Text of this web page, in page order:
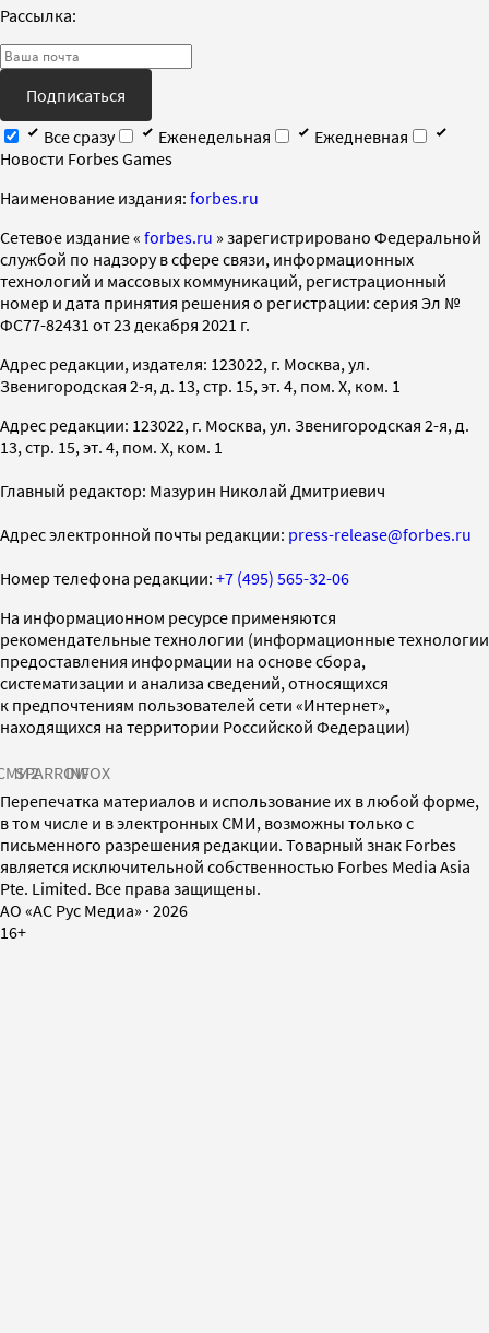
Рассылка:
Подписаться
Все сразу
Еженедельная
Ежедневная
Новости Forbes Games
Наименование издания: forbes.ru
Cетевое издание « forbes.ru » зарегистрировано Федеральной
службой по надзору в сфере связи, информационных
технологий и массовых коммуникаций, регистрационный
номер и дата принятия решения о регистрации: серия Эл №
ФС77-82431 от 23 декабря 2021 г.
Адрес редакции, издателя: 123022, г. Москва, ул.
Звенигородская 2-я, д. 13, стр. 15, эт. 4, пом. X, ком. 1
Адрес редакции: 123022, г. Москва, ул. Звенигородская 2-я, д.
13, стр. 15, эт. 4, пом. X, ком. 1
Главный редактор: Мазурин Николай Дмитриевич
Адрес электронной почты редакции: press-release@forbes.ru
Номер телефона редакции: +7 (495) 565-32-06
На информационном ресурсе применяются
рекомендательные технологии (информационные технологии
предоставления информации на основе сбора,
систематизации и анализа сведений, относящихся
к предпочтениям пользователей сети «Интернет»,
находящихся на территории Российской Федерации)
SPARROWINFOX
Перепечатка материалов и использование их в любой форме,
в том числе и в электронных СМИ, возможны только с
письменного разрешения редакции. Товарный знак Forbes
является исключительной собственностью Forbes Media Asia
Pte. Limited. Все права защищены.
AO «АС Рус Медиа» · 2026
16+